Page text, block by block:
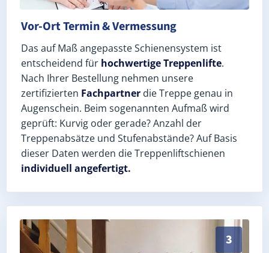
Vor-Ort Termin & Vermessung
Das auf Maß angepasste Schienensystem ist
entscheidend für hochwertige Treppenlifte.
Nach Ihrer Bestellung nehmen unsere
zertifizierten Fachpartner die Treppe genau in
Augenschein. Beim sogenannten Aufmaß wird
geprüft: Kurvig oder gerade? Anzahl der
Treppenabsätze und Stufenabstände? Auf Basis
dieser Daten werden die Treppenliftschienen
individuell angefertigt.
3
Schneller, sauberer Einbau durch zertifizierte